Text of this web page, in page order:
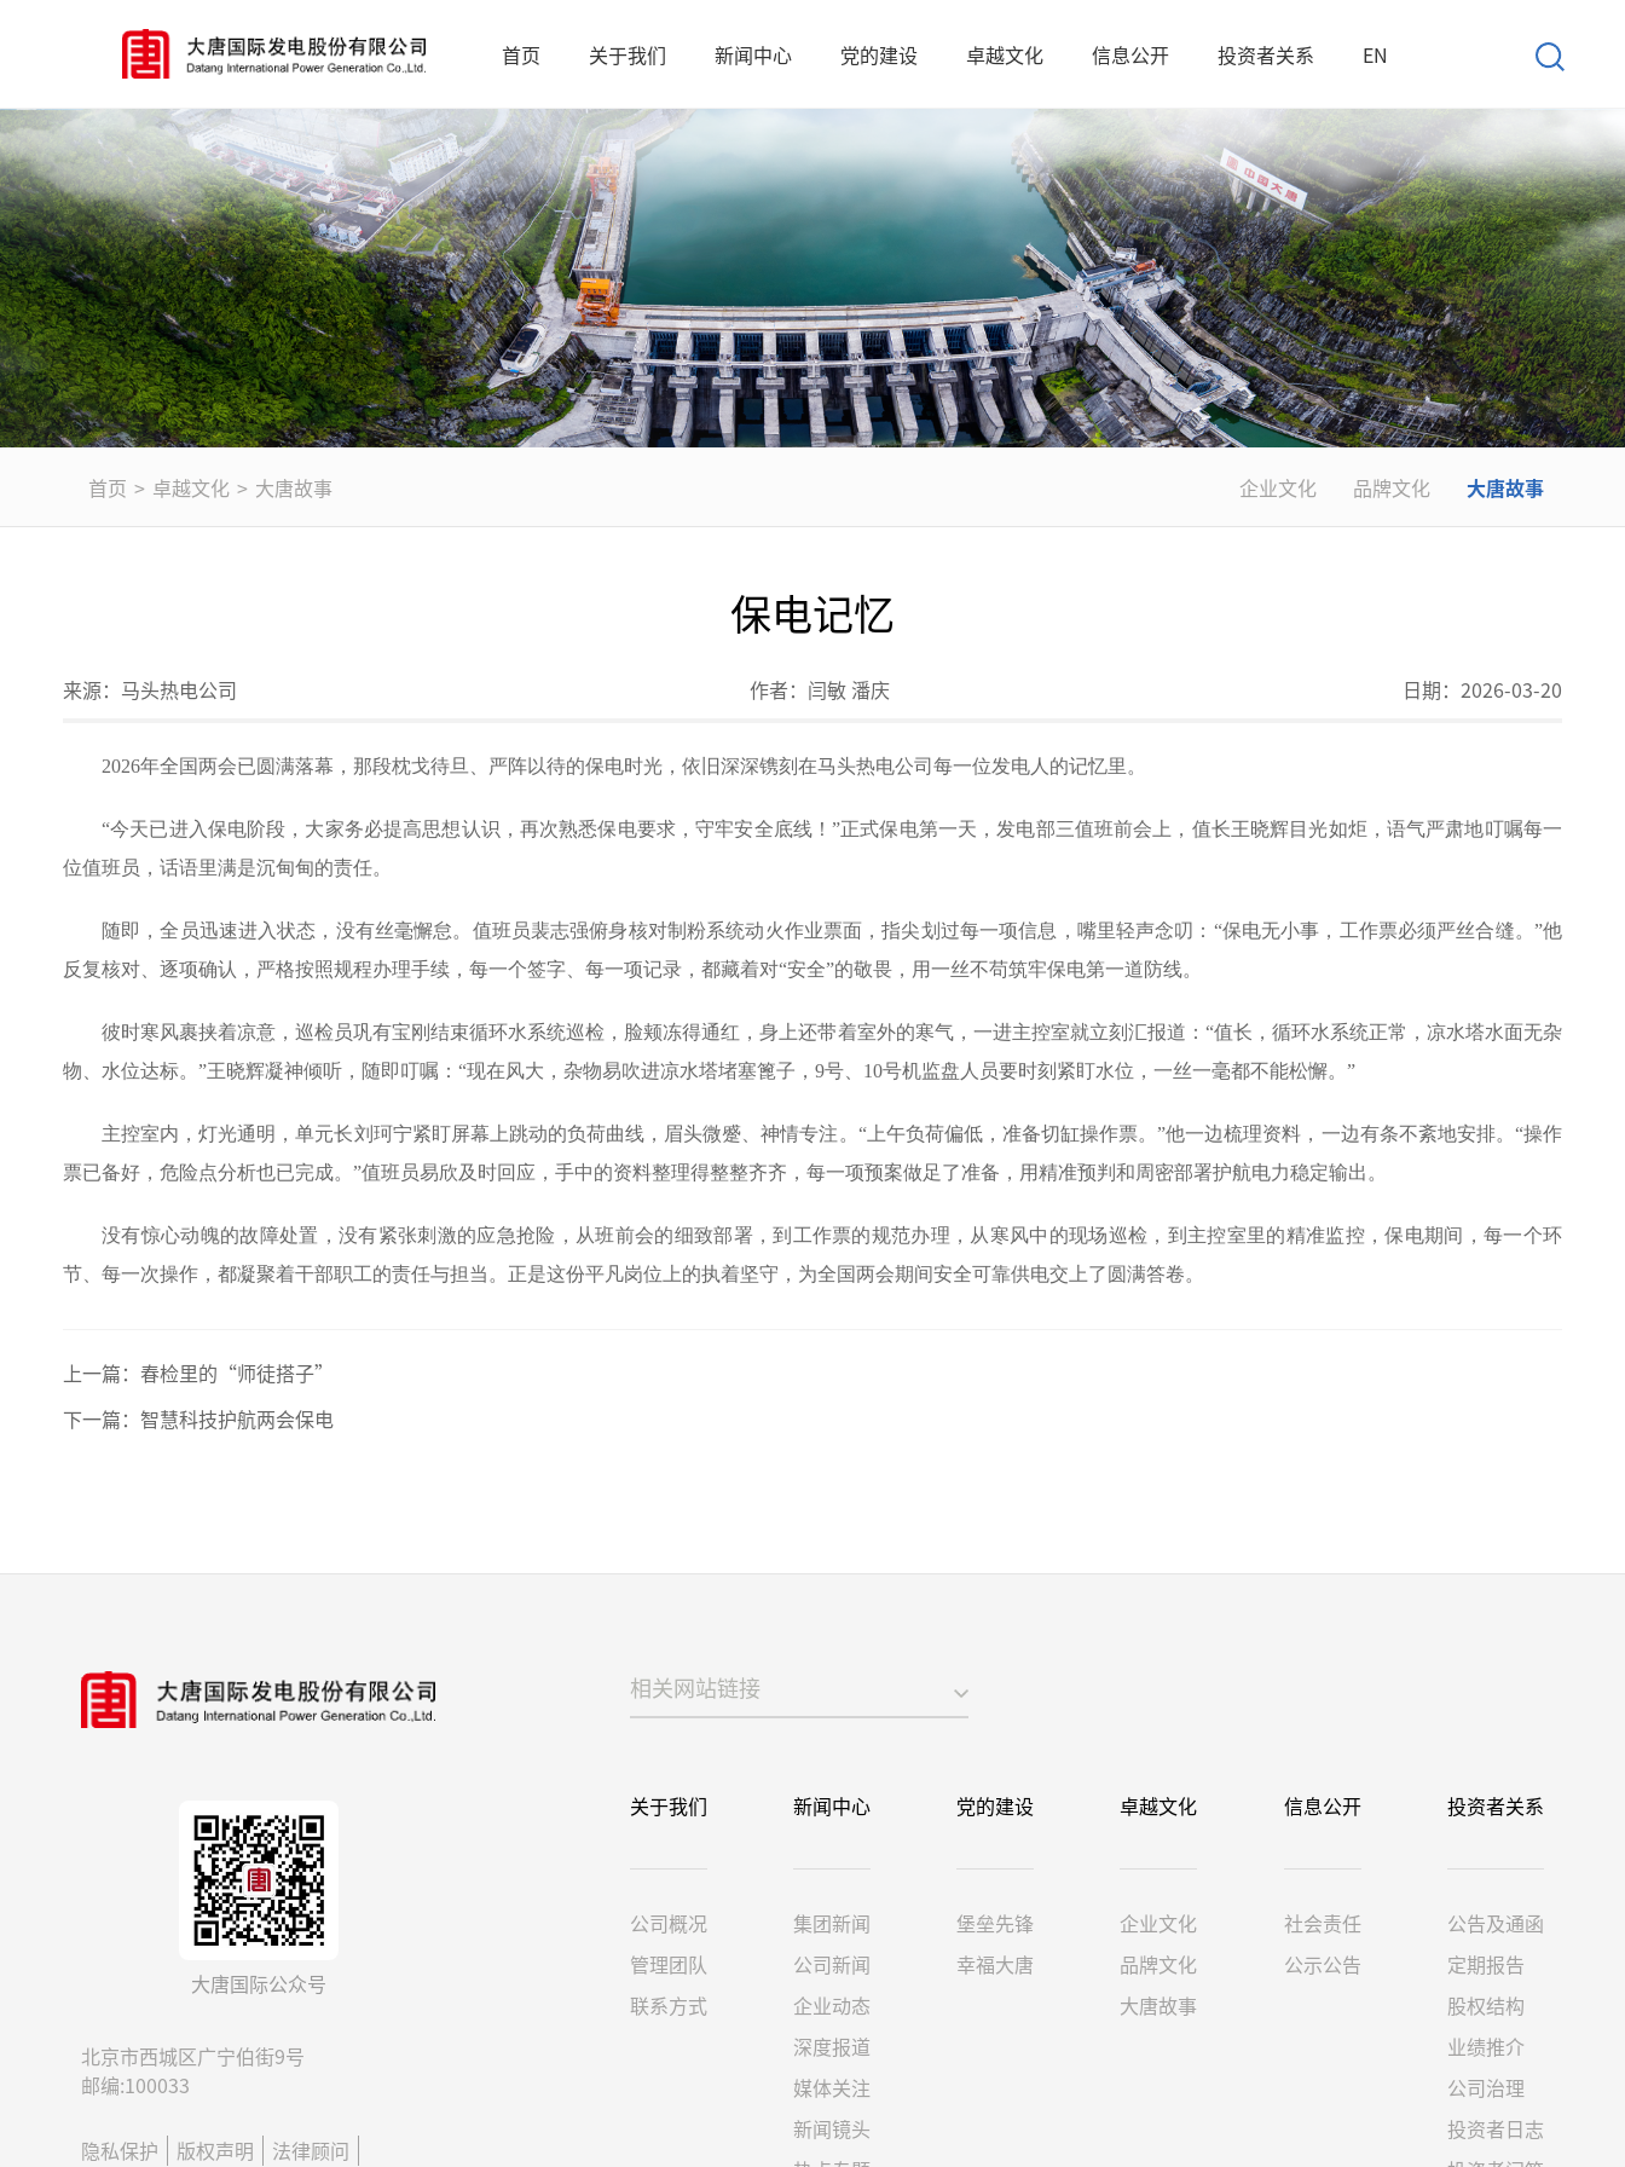
首页 关于我们 新闻中心 党的建设 卓越文化 信息公开 投资者关系 EN
首页 > 卓越文化 > 大唐故事 企业文化 品牌文化 大唐故事
保电记忆
来源： 马头热电公司 作者： 闫敏 潘庆 日期： 2026-03-20
2026年全国两会已圆满落幕，那段枕戈待旦、严阵以待的保电时光，依旧深深镌刻在马头热电公司每一位发电人的记忆里。
“今天已进入保电阶段，大家务必提高思想认识，再次熟悉保电要求，守牢安全底线！”正式保电第一天，发电部三值班前会上，值长王晓辉目光如炬，语气严肃地叮嘱每一
位值班员，话语里满是沉甸甸的责任。
随即，全员迅速进入状态，没有丝毫懈怠。值班员裴志强俯身核对制粉系统动火作业票面，指尖划过每一项信息，嘴里轻声念叨：“保电无小事，工作票必须严丝合缝。”他
反复核对、逐项确认，严格按照规程办理手续，每一个签字、每一项记录，都藏着对“安全”的敬畏，用一丝不苟筑牢保电第一道防线。
彼时寒风裹挟着凉意，巡检员巩有宝刚结束循环水系统巡检，脸颊冻得通红，身上还带着室外的寒气，一进主控室就立刻汇报道：“值长，循环水系统正常，凉水塔水面无杂
物、水位达标。”王晓辉凝神倾听，随即叮嘱：“现在风大，杂物易吹进凉水塔堵塞篦子，9号、10号机监盘人员要时刻紧盯水位，一丝一毫都不能松懈。”
主控室内，灯光通明，单元长刘珂宁紧盯屏幕上跳动的负荷曲线，眉头微蹙、神情专注。“上午负荷偏低，准备切缸操作票。”他一边梳理资料，一边有条不紊地安排。“操作
票已备好，危险点分析也已完成。”值班员易欣及时回应，手中的资料整理得整整齐齐，每一项预案做足了准备，用精准预判和周密部署护航电力稳定输出。
没有惊心动魄的故障处置，没有紧张刺激的应急抢险，从班前会的细致部署，到工作票的规范办理，从寒风中的现场巡检，到主控室里的精准监控，保电期间，每一个环
节、每一次操作，都凝聚着干部职工的责任与担当。正是这份平凡岗位上的执着坚守， 为全国两会期间安全可靠供电交上了圆满答卷。
上一篇： 春检里的“师徒搭子”
下一篇： 智慧科技护航两会保电
大唐国际公众号
北京市西城区广宁伯街9号
邮编:100033
隐私保护 版权声明
法律顾问
相关网站链接
关于我们
公司概况
管理团队
联系方式
新闻中心
集团新闻
公司新闻
企业动态
深度报道
媒体关注
新闻镜头
党的建设
堡垒先锋
幸福大唐
卓越文化
企业文化
品牌文化
大唐故事
信息公开
社会责任
公示公告
投资者关系
公告及通函
定期报告
股权结构
业绩推介
公司治理
投资者日志